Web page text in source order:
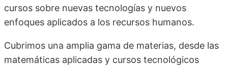
cursos sobre nuevas tecnologías y nuevos
enfoques aplicados a los recursos humanos.
Cubrimos una amplia gama de materias, desde las
matemáticas aplicadas y cursos tecnológicos